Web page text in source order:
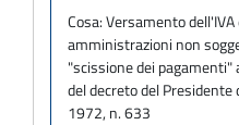
Cosa:Versamento
amministrazioni non
"scissione dei
del decreto del
1972, n. 633